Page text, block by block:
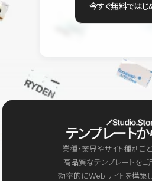
今すぐ無料ではじ
テンプレート
業種・業界やサイト種別ご
高品質なテンプレートをご
効率的にWebサイトを構築し